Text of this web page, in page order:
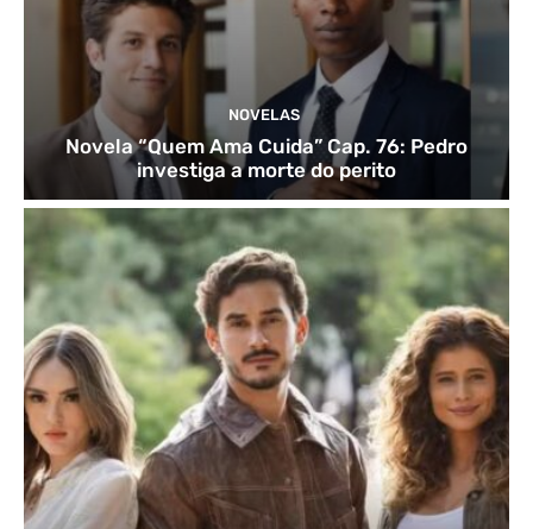
NOVELAS
Novela “Quem Ama Cuida” Cap. 76: Pedro
investiga a morte do perito